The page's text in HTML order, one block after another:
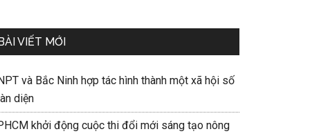
VIẾT MỚI
và Bắc Ninh hợp tác hình thành một xã hội số
diện
khởi động cuộc thi đổi mới sáng tạo nông